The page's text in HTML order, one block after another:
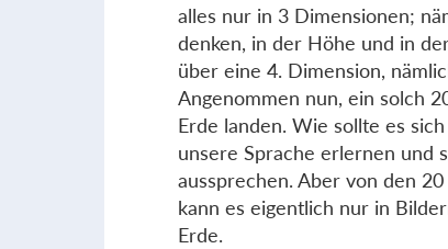
alles nur in 3 Dimensionen;
denken, in der Höhe und in
über eine 4. Dimension,
Angenommen nun, ein solch
Erde landen. Wie sollte es
unsere Sprache erlernen und
aussprechen. Aber von den
kann es eigentlich nur in
Erde.